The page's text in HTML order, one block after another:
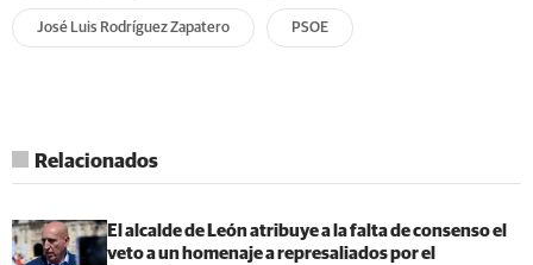
José Luis Rodríguez Zapatero PSOE
Relacionados
El alcalde de León atribuye a la falta de consenso el
veto a un homenaje a represaliados por el